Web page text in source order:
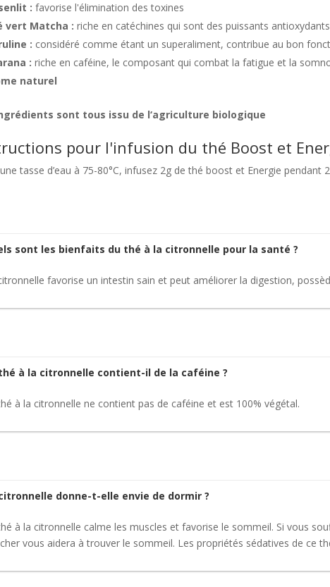
:favorise l'élimination des toxines
vert Matcha :riche en catéchines qui sont des puissants antioxydants
: considéré comme étant un superaliment, contribue au bon
:riche en caféine, le composant qui combat la fatigue et la
naturel
sont tous issu de l‘agriculture biologique
pour l'infusion du thé Boost et
tasse d’eau à 75-80°C, infusez 2g de thé boost et Energie pendant
sont les bienfaits du thé à la citronnelle pour la santé ?
favorise un intestin sain et peut améliorer la digestion,
à la citronnelle contient-il de la caféine ?
à la citronnelle ne contient pas de caféine et est 100% végétal.
donne-t-elle envie de dormir ?
à la citronnelle calme les muscles et favorise le sommeil. Si vous
vous aidera à trouver le sommeil. Les propriétés sédatives de ce